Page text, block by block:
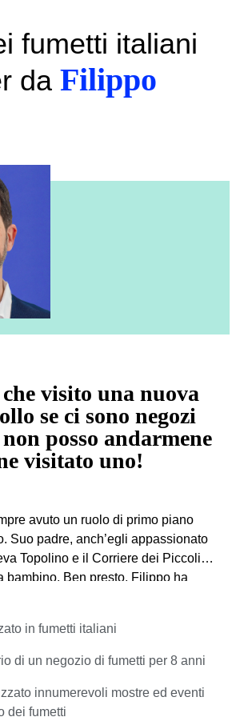
fumetti italiani
da Filippo
visito una nuova
se ci sono negozi
posso andarmene
visitato uno!
avuto un ruolo di primo piano
Suo padre, anch’egli appassionato
Topolino e il Corriere dei Piccoli
bambino. Ben presto, Filippo ha
sua collezione personale,
scoprire le ultime uscite. È così che
una vita dedicata ai fumetti e per
in fumetti da collezione e
presto questo spazio si è
in fumetti italiani
di un negozio di fumetti per 8 anni
innumerevoli mostre ed eventi
dei fumetti